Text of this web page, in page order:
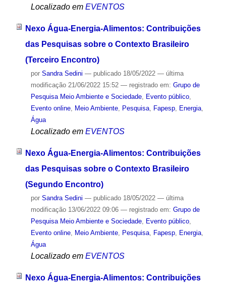
Localizado em EVENTOS
Nexo Água-Energia-Alimentos: Contribuições
das Pesquisas sobre o Contexto Brasileiro
(Terceiro Encontro)
por Sandra Sedini — publicado18/05/2022 — última
modificação21/06/2022 15:52 — registrado em: Grupo de
Pesquisa Meio Ambiente e Sociedade, Evento público,
Evento online, Meio Ambiente, Pesquisa, Fapesp, Energia,
Água
Localizado em EVENTOS
Nexo Água-Energia-Alimentos: Contribuições
das Pesquisas sobre o Contexto Brasileiro
(Segundo Encontro)
por Sandra Sedini — publicado18/05/2022 — última
modificação13/06/2022 09:06 — registrado em: Grupo de
Pesquisa Meio Ambiente e Sociedade, Evento público,
Evento online, Meio Ambiente, Pesquisa, Fapesp, Energia,
Água
Localizado em EVENTOS
Nexo Água-Energia-Alimentos: Contribuições